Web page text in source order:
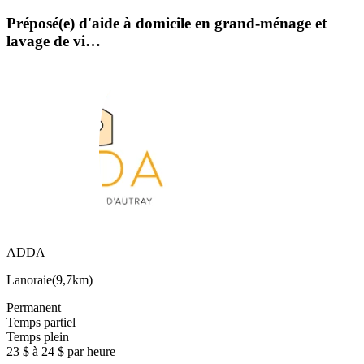
Préposé(e) d'aide à domicile en grand-ménage et
lavage de vi…
ADDA
Lanoraie(9,7km)
Permanent
Temps partiel
Temps plein
23 $ à 24 $ par heure